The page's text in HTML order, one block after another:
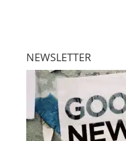
NEWSLETTER